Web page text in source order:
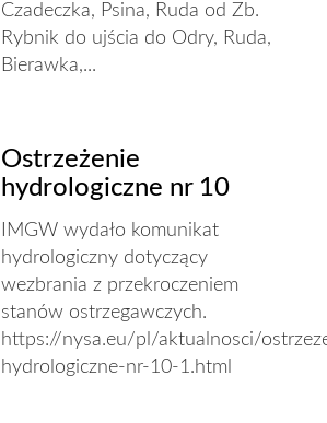
Czadeczka, Psina, Ruda od Zb.
Rybnik do ujścia do Odry, Ruda,
Bierawka,...
Ostrzeżenie
hydrologiczne nr 10
IMGW wydało komunikat
hydrologiczny dotyczący
wezbrania z przekroczeniem
stanów ostrzegawczych.
https://nysa.eu/pl/aktualnosci/
hydrologiczne-nr-10-1.html